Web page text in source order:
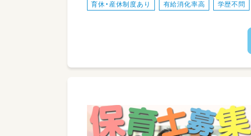
育休・産休制度あり 有給消化率高 学歴不問